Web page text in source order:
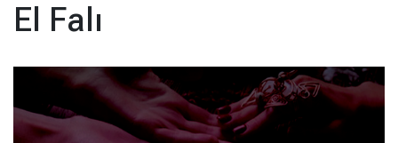
El Falı